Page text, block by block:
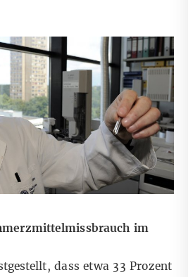
im
dass etwa 33 Prozent